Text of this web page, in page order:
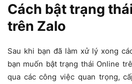
Cách bật trạng
trên Zalo
Sau khi bạn đã làm xử lý xong
bạn muốn bật trạng thái Online
qua các công việc quan trọng,